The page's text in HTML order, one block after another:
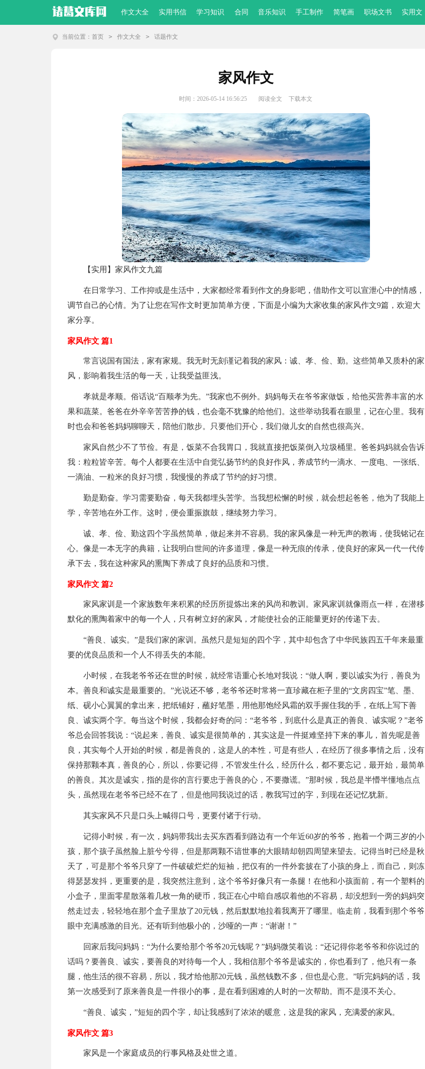
作文大全 实用书信 学习知识 合同 音乐知识 手工制作 简笔画 职场文书 实用文
当前位置： 首页 > 作文大全 > 话题作文
家风作文
时间：2026-05-14 16:56:25 阅读全文 下载本文
【实用】家风作文九篇
在日常学习、工作抑或是生活中，大家都经常看到作文的身影吧，借助作文可以宣泄心中的情感，
调节自己的心情。为了让您在写作文时更加简单方便，下面是小编为大家收集的家风作文9篇，欢迎大
家分享。
家风作文 篇1
常言说国有国法，家有家规。我无时无刻谨记着我的家风：诚、孝、俭、勤。这些简单又质朴的家
风，影响着我生活的每一天，让我受益匪浅。
孝就是孝顺。俗话说“百顺孝为先。”我家也不例外。妈妈每天在爷爷家做饭，给他买营养丰富的水
果和蔬菜。爸爸在外辛辛苦苦挣的钱，也会毫不犹豫的给他们。这些举动我看在眼里，记在心里。我有
时也会和爸爸妈妈聊聊天，陪他们散步。只要他们开心，我们做儿女的自然也很高兴。
家风自然少不了节俭。有是，饭菜不合我胃口，我就直接把饭菜倒入垃圾桶里。爸爸妈妈就会告诉
我：粒粒皆辛苦。每个人都要在生活中自觉弘扬节约的良好作风，养成节约一滴水、一度电、一张纸、
一滴油、一粒米的良好习惯，我慢慢的养成了节约的好习惯。
勤是勤奋。学习需要勤奋，每天我都埋头苦学。当我想松懈的时候，就会想起爸爸，他为了我能上
学，辛苦地在外工作。这时，便会重振旗鼓，继续努力学习。
诚、孝、俭、勤这四个字虽然简单，做起来并不容易。我的家风像是一种无声的教诲，使我铭记在
心。像是一本无字的典籍，让我明白世间的许多道理，像是一种无痕的传承，使良好的家风一代一代传
承下去，我在这种家风的熏陶下养成了良好的品质和习惯。
家风作文 篇2
家风家训是一个家族数年来积累的经历所提炼出来的风尚和教训。家风家训就像雨点一样，在潜移
默化的熏陶着家中的每一个人，只有树立好的家风，才能使社会的正能量更好的传递下去。
“善良、诚实。”是我们家的家训。虽然只是短短的四个字，其中却包含了中华民族四五千年来最重
要的优良品质和一个人不得丢失的本能。
小时候，在我老爷爷还在世的时候，就经常语重心长地对我说：“做人啊，要以诚实为行，善良为
本。善良和诚实是最重要的。”光说还不够，老爷爷还时常将一直珍藏在柜子里的“文房四宝”笔、墨、
纸、砚小心翼翼的拿出来，把纸铺好，蘸好笔墨，用他那饱经风霜的双手握住我的手，在纸上写下善
良、诚实两个字。每当这个时候，我都会好奇的问：“老爷爷，到底什么是真正的善良、诚实呢？”老爷
爷总会回答我说：“说起来，善良、诚实是很简单的，其实这是一件挺难坚持下来的事儿，首先呢是善
良，其实每个人开始的时候，都是善良的，这是人的本性，可是有些人，在经历了很多事情之后，没有
保持那颗本真，善良的心，所以，你要记得，不管发生什么，经历什么，都不要忘记，最开始，最简单
的善良。其次是诚实，指的是你的言行要忠于善良的心，不要撒谎。”那时候，我总是半懵半懂地点点
头，虽然现在老爷爷已经不在了，但是他同我说过的话，教我写过的字，到现在还记忆犹新。
其实家风不只是口头上喊得口号，更要付诸于行动。
记得小时候，有一次，妈妈带我出去买东西看到路边有一个年近60岁的爷爷，抱着一个两三岁的小
孩，那个孩子虽然脸上脏兮兮得，但是那两颗不谙世事的大眼睛却朝四周望来望去。记得当时已经是秋
天了，可是那个爷爷只穿了一件破破烂烂的短袖，把仅有的一件外套披在了小孩的身上，而自己，则冻
得瑟瑟发抖，更重要的是，我突然注意到，这个爷爷好像只有一条腿！在他和小孩面前，有一个塑料的
小盒子，里面零星散落着几枚一角的硬币，我正在心中暗自感叹着他的不容易，却没想到一旁的妈妈突
然走过去，轻轻地在那个盒子里放了20元钱，然后默默地拉着我离开了哪里。临走前，我看到那个爷爷
眼中充满感激的目光。还有听到他极小的，沙哑的一声：“谢谢！”
回家后我问妈妈：“为什么要给那个爷爷20元钱呢？”妈妈微笑着说：“还记得你老爷爷和你说过的
话吗？要善良、诚实，要善良的对待每一个人，我相信那个爷爷是诚实的，你也看到了，他只有一条
腿，他生活的很不容易，所以，我才给他那20元钱，虽然钱数不多，但也是心意。”听完妈妈的话，我
第一次感受到了原来善良是一件很小的事，是在看到困难的人时的一次帮助。而不是漠不关心。
“善良、诚实，”短短的四个字，却让我感到了浓浓的暖意，这是我的家风，充满爱的家风。
家风作文 篇3
家风是一个家庭成员的行事风格及处世之道。